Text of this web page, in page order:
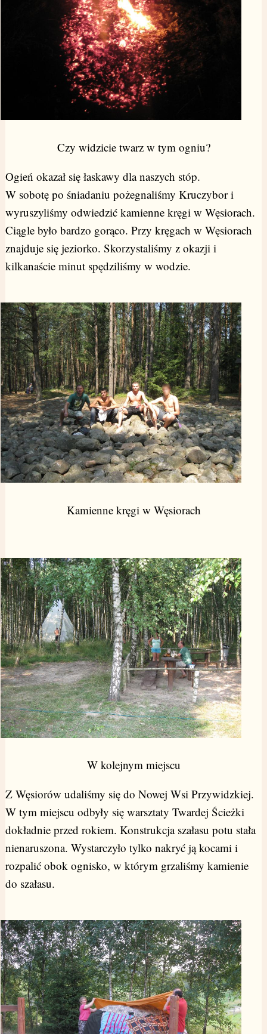
Czy widzicie twarz w tym ogniu?
Ogień okazał się łaskawy dla naszych stóp.
W sobotę po śniadaniu pożegnaliśmy Kruczybor i
wyruszyliśmy odwiedzić kamienne kręgi w Węsiorach.
Ciągle było bardzo gorąco. Przy kręgach w Węsiorach
znajduje się jeziorko. Skorzystaliśmy z okazji i
kilkanaście minut spędziliśmy w wodzie.
Kamienne kręgi w Węsiorach
W kolejnym miejscu
Z Węsiorów udaliśmy się do Nowej Wsi Przywidzkiej.
W tym miejscu odbyły się warsztaty Twardej Ścieżki
dokładnie przed rokiem. Konstrukcja szałasu potu stała
nienaruszona. Wystarczyło tylko nakryć ją kocami i
rozpalić obok ognisko, w którym grzaliśmy kamienie
do szałasu.